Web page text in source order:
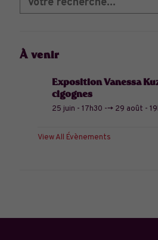
À venir
Exposition Vanessa
cigognes
25 juin - 17h30 --> 29 août -
View All Évènements